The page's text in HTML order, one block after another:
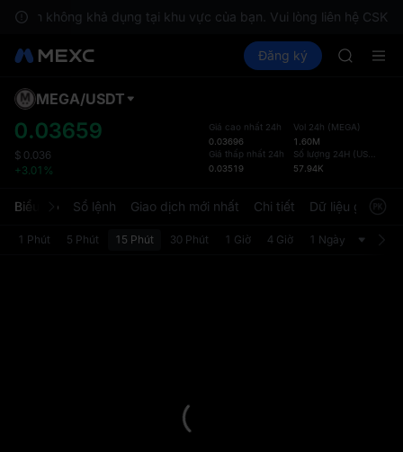
hiện không khả dụng tại khu vực của bạn. Vui lòng liên hệ CSKH
Thị trường Spot Futures SPCX
Đăng ký
SKYAI
AAOI
SKYAI
người
tùy
MEGA/USDT
0.03659
$ 0.036
+3.01%
Giá cao nhất 24h
0.03696
Giá thấp nhất 24h
0.03519
Vol 24h (MEGA)
1.60M
Số lượng 24H (USDT
57.94K
Biểu đồ Sổ lệnh Giao dịch mới nhất Chi tiết Dữ liệu giao
1 Phút 5 Phút 15 Phút 30 Phút 1 Giờ 4 Giờ 1 Ngày